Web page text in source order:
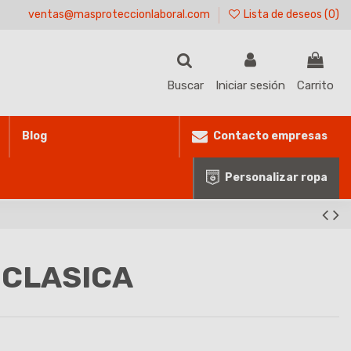
ventas@masproteccionlaboral.com Lista de deseos (0)
Buscar Iniciar sesión Carrito
Blog Contacto empresas
Personalizar ropa